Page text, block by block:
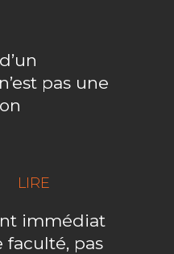
pas une
LIRE
immédiat
faculté, pas